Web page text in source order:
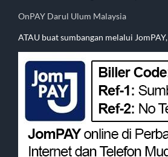
OnPAY Darul Ulum Malaysia
ATAU buat sumbangan melalui JomPAY,